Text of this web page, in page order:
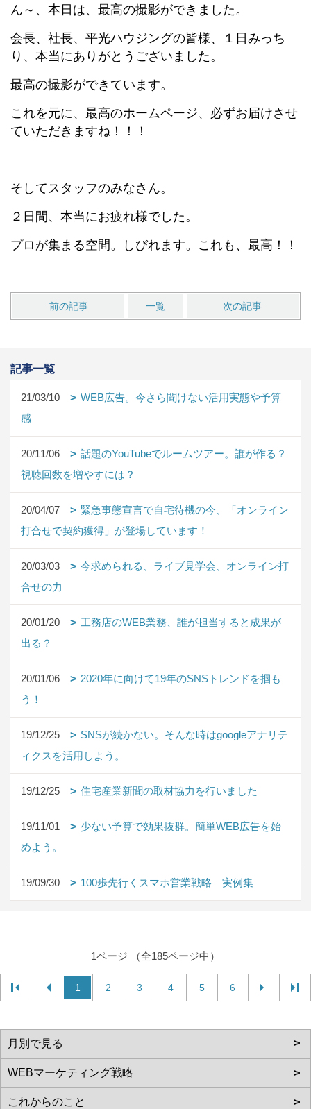
ん～、本日は、最高の撮影ができました。
会長、社長、平光ハウジングの皆様、１日みっち
り、本当にありがとうございました。
最高の撮影ができています。
これを元に、最高のホームページ、必ずお届けさせ
ていただきますね！！！
そしてスタッフのみなさん。
２日間、本当にお疲れ様でした。
プロが集まる空間。しびれます。これも、最高！！
前の記事 一覧 次の記事
記事一覧
21/03/10
WEB広告。今さら聞けない活用実態や予算
感
20/11/06
話題のYouTubeでルームツアー。誰が作る？
視聴回数を増やすには？
20/04/07
緊急事態宣言で自宅待機の今、「オンライン
打合せで契約獲得」が登場しています！
20/03/03
今求められる、ライブ見学会、オンライン打
合せの力
20/01/20
工務店のWEB業務、誰が担当すると成果が
出る？
20/01/06
2020年に向けて19年のSNSトレンドを掴も
う！
19/12/25
SNSが続かない。そんな時はgoogleアナリテ
ィクスを活用しよう。
19/12/25 住宅産業新聞の取材協力を行いました
19/11/01
少ない予算で効果抜群。簡単WEB広告を始
めよう。
19/09/30 100歩先行くスマホ営業戦略 実例集
1ページ （全185ページ中）
1 2 3 4 5 6